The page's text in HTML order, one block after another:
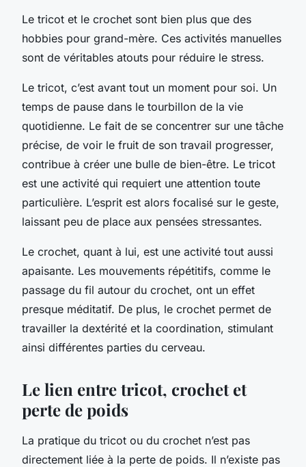
Le tricot et le crochet sont bien plus que des
hobbies pour grand-mère. Ces activités manuelles
sont de véritables atouts pour réduire le stress.
Le tricot, c’est avant tout un moment pour soi. Un
temps de pause dans le tourbillon de la vie
quotidienne. Le fait de se concentrer sur une tâche
précise, de voir le fruit de son travail progresser,
contribue à créer une bulle de bien-être. Le tricot
est une activité qui requiert une attention toute
particulière. L’esprit est alors focalisé sur le geste,
laissant peu de place aux pensées stressantes.
Le crochet, quant à lui, est une activité tout aussi
apaisante. Les mouvements répétitifs, comme le
passage du fil autour du crochet, ont un effet
presque méditatif. De plus, le crochet permet de
travailler la dextérité et la coordination, stimulant
ainsi différentes parties du cerveau.
Le lien entre tricot, crochet et
perte de poids
La pratique du tricot ou du crochet n’est pas
directement liée à la perte de poids. Il n’existe pas